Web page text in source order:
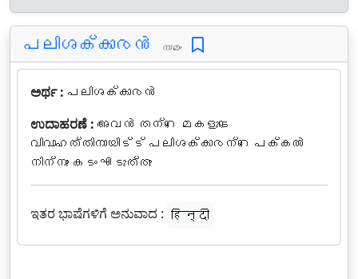
പലിശക്കാരൻ നാമം
ಅರ್ಥ : പലിശക്കാരൻ
ಉದಾಹರಣೆ : അവൻ തന്റെ മകളുടെ
വിവാഹത്തിനായിട്ട് പലിശക്കാരന്റെ പക്കൽ
നിന്നും കടം എടുത്തു
ಇತರ ಭಾಷೆಗಳಿಗೆ ಅನುವಾದ : हिन्दी